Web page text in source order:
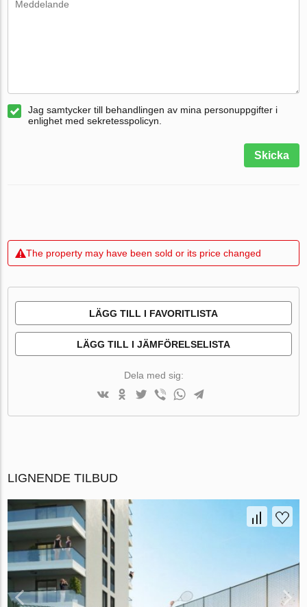
Jag samtycker till behandlingen av mina personuppgifter i
enlighet med sekretesspolicyn.
Skicka
The property may have been sold or its price changed
LÄGG TILL I FAVORITLISTA
LÄGG TILL I JÄMFÖRELSELISTA
Dela med sig:
LIGNENDE TILBUD